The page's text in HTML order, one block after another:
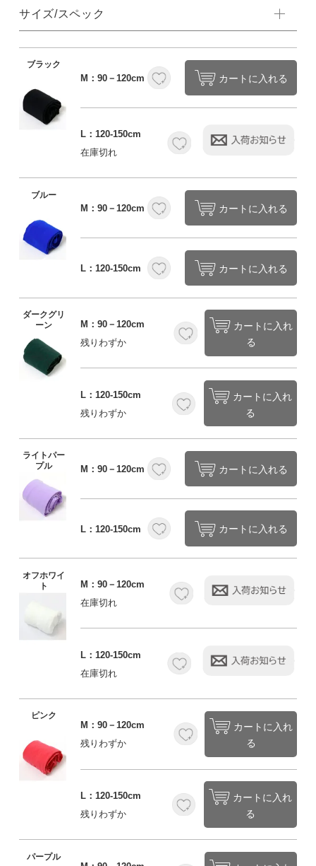
サイズ/スペック
ブラック
M：90－120cm
カートに入れる
L：120-150cm
在庫切れ
ブルー
M：90－120cm
カートに入れる
L：120-150cm カートに入れる
ダークグリ
ーン
M：90－120cm
残りわずか
カートに入れ
る
L：120-150cm
残りわずか
カートに入れ
る
ライトパー
プル
M：90－120cm カートに入れる
L：120-150cm カートに入れる
オフホワイ
ト
M：90－120cm
在庫切れ
L：120-150cm
在庫切れ
ピンク
M：90－120cm
残りわずか
カートに入れ
る
L：120-150cm
残りわずか
カートに入れ
る
パープル